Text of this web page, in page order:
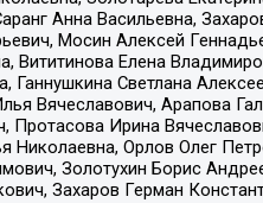
Анна Васильевна,
Мосин Алексей
Вититинова Елена
Ганнушкина Светлана
Вячеславович, Арапова
Протасова Ирина
Николаевна, Орлов Олег
Золотухин Борис
Захаров Герман